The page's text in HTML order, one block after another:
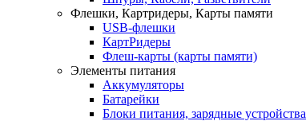
Флешки, Картридеры, Карты памяти
USB-флешки
КартРидеры
Флеш-карты (карты памяти)
Элементы питания
Аккумуляторы
Батарейки
Блоки питания, зарядные устройства